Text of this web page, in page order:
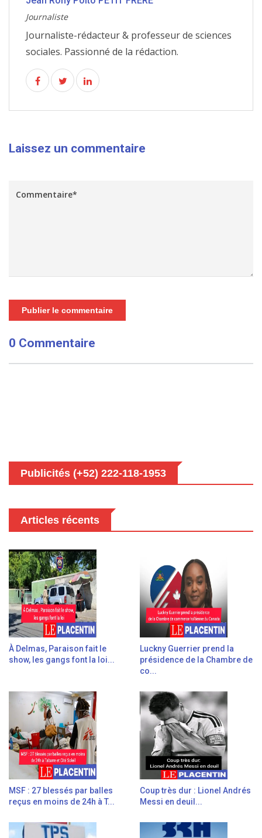
Journaliste
Journaliste-rédacteur & professeur de sciences
sociales. Passionné de la rédaction.
Laissez un commentaire
Publier le commentaire
0 Commentaire
Publicités (+52) 222-118-1953
Articles récents
À Delmas, Paraison fait le
show, les gangs font la loi...
Luckny Guerrier prend la
présidence de la Chambre de
co...
MSF : 27 blessés par balles
reçus en moins de 24h à T...
Coup très dur : Lionel Andrés
Messi en deuil...